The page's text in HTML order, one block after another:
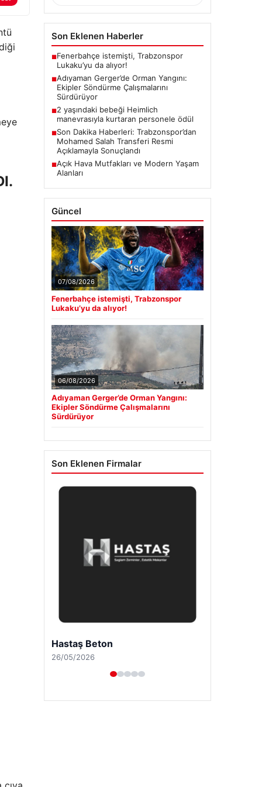
Son Eklenen Haberler
■Fenerbahçe istemişti, Trabzonspor
Lukaku’yu da alıyor!
■Adıyaman Gerger’de Orman Yangını:
Ekipler Söndürme Çalışmalarını
Sürdürüyor
■2 yaşındaki bebeği Heimlich
manevrasıyla kurtaran personele ödül
■Son Dakika Haberleri: Trabzonspor’dan
Mohamed Salah Transferi Resmi
Açıklamayla Sonuçlandı
■Açık Hava Mutfakları ve Modern Yaşam
Alanları
Güncel
07/08/2026
Fenerbahçe istemişti, Trabzonspor
Lukaku’yu da alıyor!
06/08/2026
Adıyaman Gerger’de Orman Yangını:
Ekipler Söndürme Çalışmalarını
Sürdürüyor
Son Eklenen Firmalar
Enes Kaplan Avukatlık Bürosu
28/04/2026